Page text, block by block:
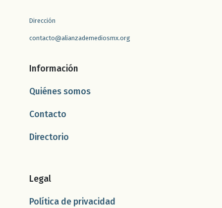
Dirección
contacto@alianzademediosmx.org
Información
Quiénes somos
Contacto
Directorio
Legal
Política de privacidad